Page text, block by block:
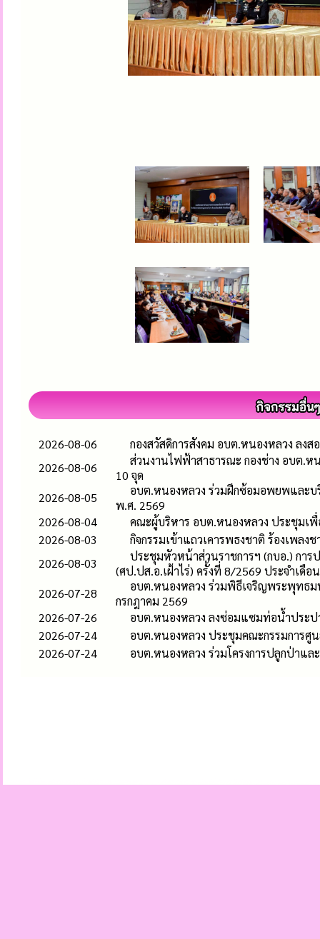
2026-08-06
กองสวัสดิการสังคม อบต.หนองหลวง ล
2026-08-06
ส่วนงานไฟฟ้าสาธารณะ กองช่าง อบต.
10 จุด
2026-08-05
อบต.หนองหลวง ร่วมฝึกซ้อมอพยพและบ
พ.ศ. 2569
2026-08-04
คณะผู้บริหาร อบต.หนองหลวง ประชุมเพื่
2026-08-03
กิจกรรมเข้าแถวเคารพธงชาติ ร้องเพล
2026-08-03
ประชุมหัวหน้าส่วนราชการฯ (กบอ.) การ
(ศป.ปส.อ.เฝ้าไร่) ครั้งที่ 8/2569 ประจำเดือ
2026-07-28
อบต.หนองหลวง ร่วมพิธีเจริญพระพุทธ
กรกฎาคม 2569
2026-07-26
อบต.หนองหลวง ลงซ่อมแซมท่อน้ำประ
2026-07-24
อบต.หนองหลวง ประชุมคณะกรรมการศู
2026-07-24
อบต.หนองหลวง ร่วมโครงการปลูกป่าแ